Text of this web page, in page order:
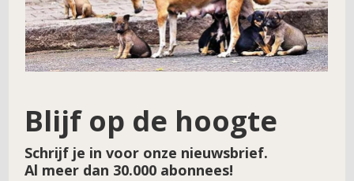
E-mail*
Site
Blijf op de hoogte
Schrijf je in voor onze nieuwsbrief.
Al meer dan 30.000 abonnees!